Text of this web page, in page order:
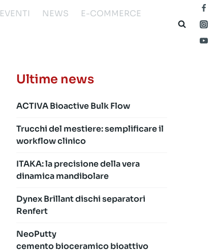
EVENTI NEWS
E-COMMERCE
Ultime news
ACTIVA Bioactive Bulk Flow
Trucchi del mestiere: semplificare il
workflow clinico
ITAKA: la precisione della vera
dinamica mandibolare
Dynex Brillant dischi separatori
Renfert
NeoPutty
cemento bioceramico bioattivo